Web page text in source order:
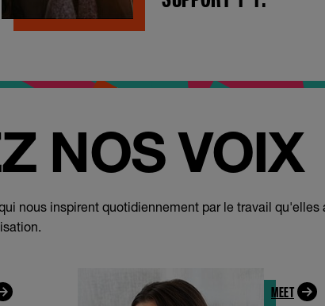
NOS VOIX
nous inspirent quotidiennement par le travail
MEET